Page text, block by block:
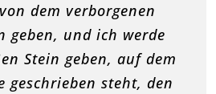
dem verborgenen
geben, und ich werde
Stein geben, auf dem
geschrieben steht, den